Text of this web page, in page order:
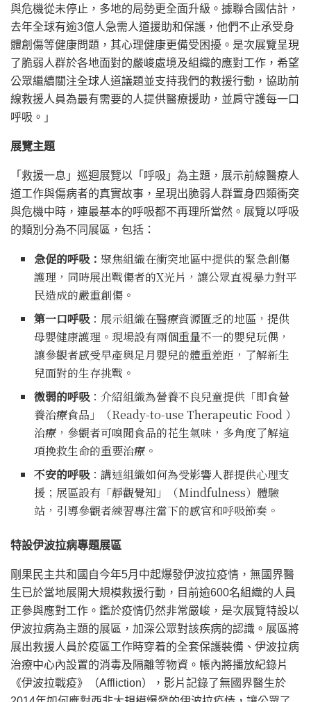
與危機從未停止，多地的局勢更全面升級。據聯合國估計，
去年全球有逾3億人急需人道援助和保護，他們不止承受身
體創傷等健康問題，其心理健康更備受困擾。是次展覽呈現
了脆弱人群於各地面對的嚴峻處境及組織的應對工作，希望
公眾繼續關注全球人道議題並支持我們的救援行動，協助前
線救援人員為最有需要的人提供醫療援助，並肩守護每一口
呼吸。」
展覽主題
「救援一息」巡迴展覽以「呼吸」為主題，展示前線醫療人
道工作與傷病者的真實故事，呈現出脆弱人群置身四類衝突
與危機中時，連最基本的呼吸都不再理所當然。展覽以呼吸
的類別分為不同展區，包括：
急促的呼吸：聚焦組織在衝突地區中提供的緊急創傷
護理，同時展出戰傷者的X光片，讓公眾直視暴力對平
民造成的嚴重創傷。
第一口呼吸：展示組織在醫療資源匱乏的地區，提供
母嬰健康護理。現場設有兩個重量不一的嬰兒玩偶，
讓參觀者感受早產與足月嬰兒的體重差距，了解新生
兒面對的生存挑戰。
微弱的呼吸：介紹組織為營養不良兒童提供「即食營
養治療食品」（Ready-to-use Therapeutic Food ）
治療，參觀者可嗅聞食品的花生氣味，多角度了解這
項挽救生命的重要治療。
不安的呼吸：講述組織如何為受影響人群提供心理支
援；展區設有「靜觀覺知」（Mindfulness）體驗
站，引導參觀者練習專注當下的感官和呼吸節奏。
特設伊波拉病專題展區
剛果民主共和國自今年5月中起爆發伊波拉疫情，無國界醫
生已於當地展開大規模救援行動，目前逾600名組織的人員
正參與應對工作。鑑於疫情仍然非常嚴峻，是次展覽特設以
伊波拉病為主題的展區，加深公眾對該疾病的認識。展區將
展出救援人員於疫區工作時穿着的全套保護裝備、伊波拉病
治療中心內設置的消毒及隔離等物資。帳內將播放紀錄片
《伊波拉戰疫》（Affliction），影片記錄了無國界醫生於